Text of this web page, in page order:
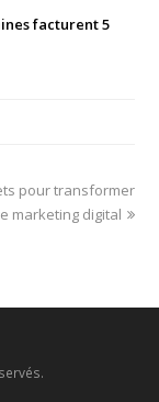
facturent 5
pour transformer
marketing digital